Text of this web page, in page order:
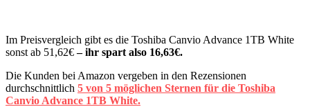
Im Preisvergleich gibt es die Toshiba Canvio Advance 1TB White
sonst ab 51,62€– ihr spart also 16,63€.
Die Kunden bei Amazon vergeben in den Rezensionen
durchschnittlich 5 von 5 möglichen Sternen für die Toshiba
Canvio Advance 1TB White.